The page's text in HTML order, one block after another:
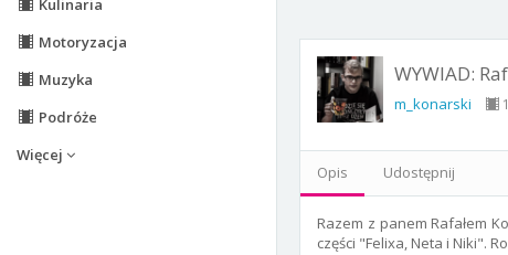
Kulinaria
Motoryzacja
Muzyka
Podróże
Więcej
WYWIAD:
m_konarski
Opis Udostępnij
Razem z panem Rafałem
części "Felixa, Neta i Niki".